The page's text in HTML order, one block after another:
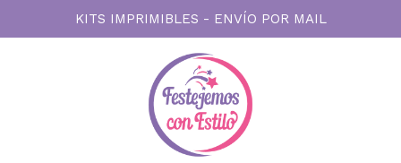
KITS IMPRIMIBLES - ENVÍO POR MAIL